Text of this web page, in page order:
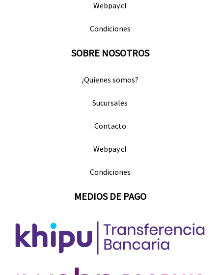
Webpay.cl
Condiciones
SOBRE NOSOTROS
¿Quienes somos?
Sucursales
Contacto
Webpay.cl
Condiciones
MEDIOS DE PAGO